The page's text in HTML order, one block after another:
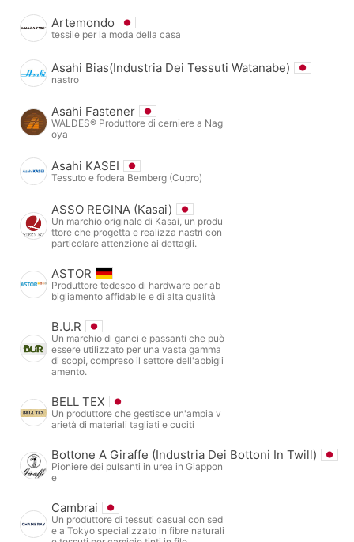
Artemondo
tessile per la moda della casa
Asahi Bias(Industria Dei Tessuti Watanabe)
nastro
Asahi Fastener
WALDES® Produttore di cerniere a Nag
oya
Asahi KASEI
Tessuto e fodera Bemberg (Cupro)
ASSO REGINA (Kasai)
Un marchio originale di Kasai, un produ
ttore che progetta e realizza nastri con
particolare attenzione ai dettagli.
ASTOR
Produttore tedesco di hardware per ab
bigliamento affidabile e di alta qualità
B.U.R
Un marchio di ganci e passanti che può
essere utilizzato per una vasta gamma
di scopi, compreso il settore dell'abbigli
amento.
BELL TEX
Un produttore che gestisce un'ampia v
arietà di materiali tagliati e cuciti
Bottone A Giraffe (Industria Dei Bottoni In Twill)
Pioniere dei pulsanti in urea in Giappon
e
Cambrai
Un produttore di tessuti casual con sed
e a Tokyo specializzato in fibre naturali